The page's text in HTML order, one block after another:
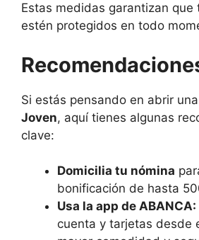
Estas medidas garantizan
estén protegidos en todo
Si estás pensando en abrir una
Joven, aquí tienes algunas
clave:
Domicilia tu nómina
bonificación de hasta
Usa la app de ABANCA:
cuenta y tarjetas desde